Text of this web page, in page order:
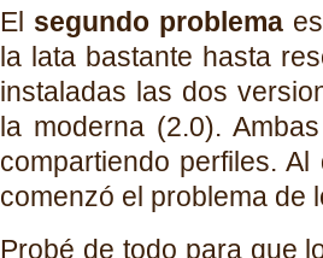
El segundo problema
la lata bastante hasta
instaladas las dos
la moderna (2.0).
compartiendo perfiles. Al
comenzó el problema de
Probé de todo para que